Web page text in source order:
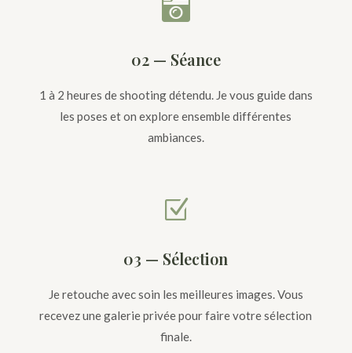

02 — Séance
1 à 2 heures de shooting détendu. Je vous guide dans
les poses et on explore ensemble différentes
ambiances.
Z
03 — Sélection
Je retouche avec soin les meilleures images. Vous
recevez une galerie privée pour faire votre sélection
finale.